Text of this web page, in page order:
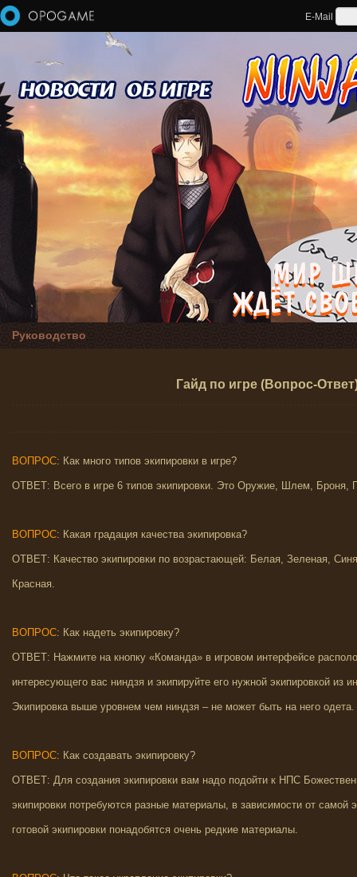
Перейти к основному содержанию
E-Mail
Руководство
Гайд по игре (Вопрос-
ВОПРОС: Как много типов экипировки в игре?
ОТВЕТ: Всего в игре 6 типов экипировки. Это Оружие, Шлем, Броня,
ВОПРОС: Какая градация качества экипировка?
ОТВЕТ: Качество экипировки по возрастающей: Белая, Зеленая,
Красная.
ВОПРОС: Как надеть экипировку?
ОТВЕТ: Нажмите на кнопку «Команда» в игровом интерфейсе
интересующего вас ниндзя и экипируйте его нужной экипировкой из
Экипировка выше уровнем чем ниндзя – не может быть на него одета.
ВОПРОС: Как создавать экипировку?
ОТВЕТ: Для создания экипировки вам надо подойти к НПС
экипировки потребуются разные материалы, в зависимости от
готовой экипировки понадобятся очень редкие материалы.